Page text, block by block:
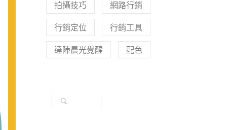
拍攝技巧 網路行銷
行銷定位 行銷工具
達陣晨光覺醒 配色